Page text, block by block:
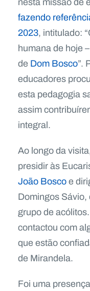
fazendo
2023, intitulado:
humana de hoje
de Dom Bosco”.
educadores
esta pedagogia
assim
integral.
Ao longo da
presidir às
João Boscoe
Domingos
grupo de
contactou com
que estão
de Mirandela.
Foi uma